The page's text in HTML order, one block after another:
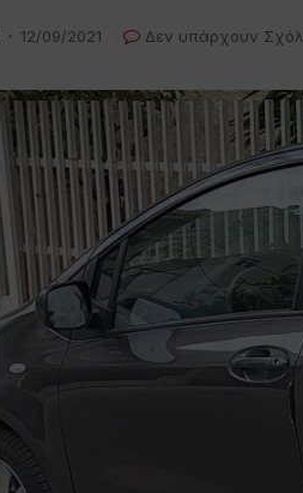
12/09/2021 Δεν υπάρχουν